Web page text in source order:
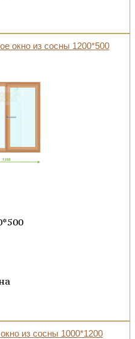
окно из сосны 1200*500
из сосны 1000*1200